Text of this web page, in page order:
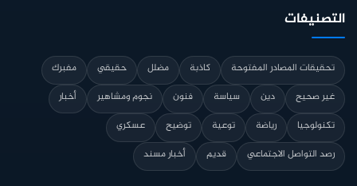
التصنيفات
تحقيقات المصادر المفتوحة كاذبة مضلل حقيقي
مفبرك
غير صحيح
دين سياسة فنون نجوم ومشاهير
أخبار
تكنولوجيا
رياضة توعية توضيح
عسكري
رصد التواصل الاجتماعي
قديم أخبار مسند